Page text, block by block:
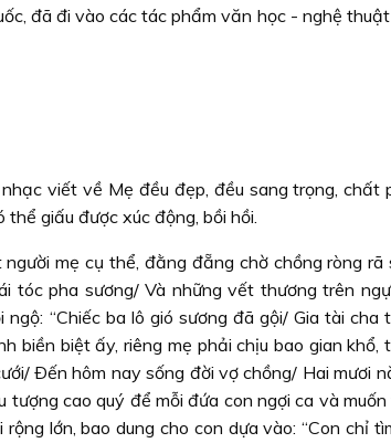
đã đi vào các tác phẩm văn học - nghệ
viết về Mẹ đều đẹp, đều sang trọng,
thể giấu được xúc động, bồi hồi.
mẹ cụ thể, đằng đẵng chờ chồng ròng
tóc pha sương/ Và những vết thương trên
ngộ: “Chiếc ba lô gió sương đã gội/ Gia tài
biền biệt ấy, riêng mẹ phải chịu bao gian
Ðến hôm nay sống đời vợ chồng/ Hai mươi
tượng cao quý để mỗi đứa con ngợi ca và
lớn, bao dung cho con dựa vào: “Con chỉ